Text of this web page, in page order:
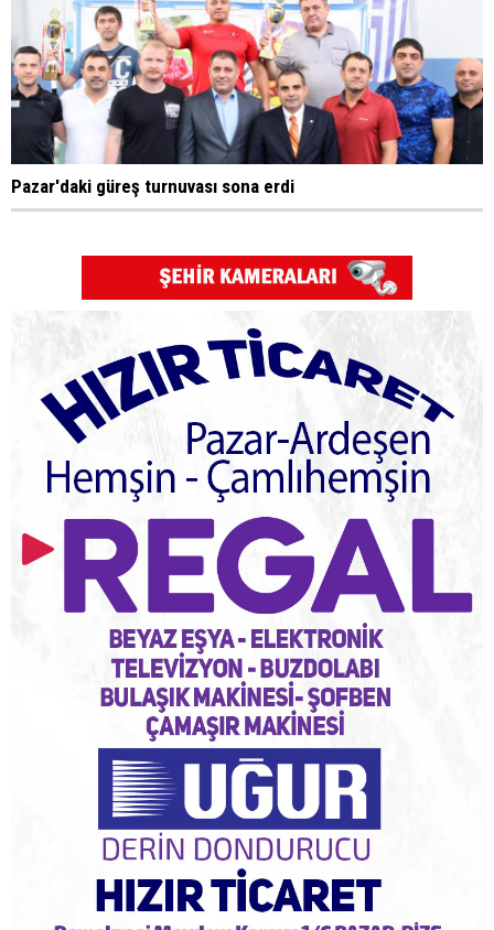
Pazar'daki güreş turnuvası sona erdi